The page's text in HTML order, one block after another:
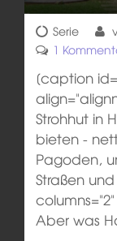
Serie
1
[caption
Strohhut in
bieten -
Pagoden,
Straßen
Aber was